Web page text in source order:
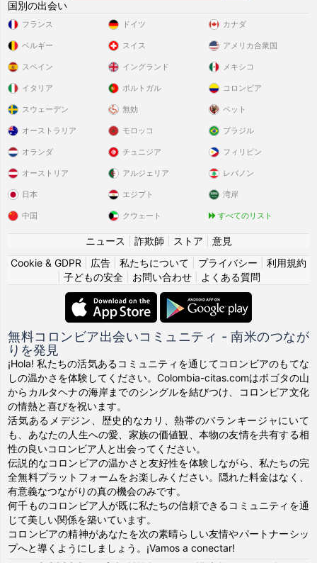
国別の出会い
フランス
ベルギー
スペイン
イタリア
スウェーデン
ドイツ
スイス
イングランド
ポルトガル
無効
カナダ
アメリカ合衆国
メキシコ
コロンビア
ペット
オーストラリア
オランダ
オーストリア
日本
中国
モロッコ
チュニジア
アルジェリア
エジプト
クウェート
ブラジル
フィリピン
レバノン
湾岸
すべてのリスト
ニュース 詐欺師 ストア
意見
Cookie & GDPR
広告 私たちについて プライバシー
利用規約
子どもの安全| お問い合わせ| よくある質問
無料コロンビア出会いコミュニティ - 南米のつなが
りを発見
¡Hola! 私たちの活気あるコミュニティを通じてコロンビアのもてな
しの温かさを体験してください。Colombia-citas.comはボゴタの山
からカルタヘナの海岸までのシングルを結びつけ、コロンビア文化
の情熱と喜びを祝います。
活気あるメデジン、歴史的なカリ、熱帯のバランキージャにいて
も、あなたの人生への愛、家族の価値観、本物の友情を共有する相
性の良いコロンビア人と出会ってください。
伝説的なコロンビアの温かさと友好性を体験しながら、私たちの完
全無料プラットフォームをお楽しみください。隠れた料金はなく、
有意義なつながりの真の機会のみです。
何千ものコロンビア人が既に私たちの信頼できるコミュニティを通
じて美しい関係を築いています。
コロンビアの精神があなたを次の素晴らしい友情やパートナーシッ
プへと導くようにしましょう。¡Vamos a conectar!